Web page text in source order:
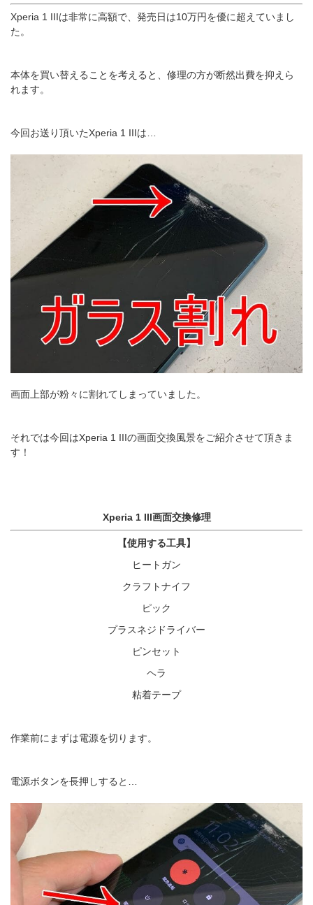
Xperia 1 IIIは非常に高額で、発売日は10万円を優に超えていまし
た。
本体を買い替えることを考えると、修理の方が断然出費を抑えら
れます。
今回お送り頂いたXperia 1 IIIは…
画面上部が粉々に割れてしまっていました。
それでは今回はXperia 1 IIIの画面交換風景をご紹介させて頂きま
す！
Xperia 1 III画面交換修理
【使用する工具】
ヒートガン
クラフトナイフ
ピック
プラスネジドライバー
ピンセット
ヘラ
粘着テープ
作業前にまずは電源を切ります。
電源ボタンを長押しすると…